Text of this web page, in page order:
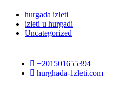
hurgada izleti
izleti u hurgadi
Uncategorized
+201501655394
hurghada-1zleti.com